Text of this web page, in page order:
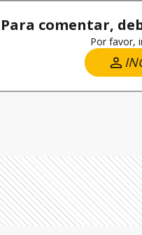
Para comentar,
Por favor,